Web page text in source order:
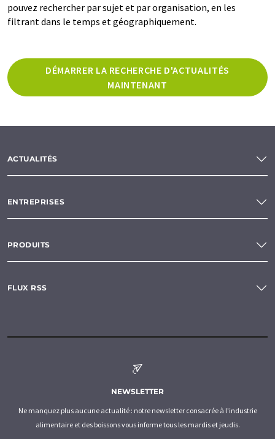
pouvez rechercher par sujet et par organisation, en les
filtrant dans le temps et géographiquement.
DÉMARRER LA RECHERCHE D'ACTUALITÉS
MAINTENANT
ACTUALITÉS
ENTREPRISES
PRODUITS
FLUX RSS
NEWSLETTER
Ne manquez plus aucune actualité : notre newsletter consacrée à l'industrie
alimentaire et des boissons vous informe tous les mardis et jeudis.